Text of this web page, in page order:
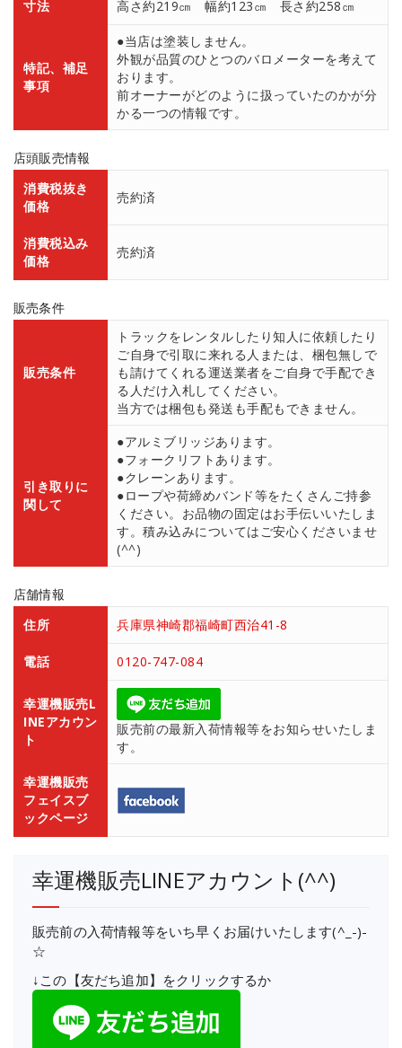
寸法 高さ約219㎝ 幅約123㎝ 長さ約258㎝
特記、補足
事項
●当店は塗装しません。
外観が品質のひとつのバロメーターを考えて
おります。
前オーナーがどのように扱っていたのかが分
かる一つの情報です。
店頭販売情報
消費税抜き
価格
売約済
消費税込み
価格
売約済
販売条件
販売条件
トラックをレンタルしたり知人に依頼したり
ご自身で引取に来れる人または、梱包無しで
も請けてくれる運送業者をご自身で手配でき
る人だけ入札してください。
当方では梱包も発送も手配もできません。
引き取りに
関して
●アルミブリッジあります。
●フォークリフトあります。
●クレーンあります。
●ロープや荷締めバンド等をたくさんご持参
ください。お品物の固定はお手伝いいたしま
す。積み込みについてはご安心くださいませ
(^^)
店舗情報
住所
兵庫県神崎郡福崎町西治41-8
電話 0120-747-084
幸運機販売L
INEアカウン
ト
販売前の最新入荷情報等をお知らせいたしま
す。
幸運機販売
フェイスブ
ックページ
幸運機販売LINEアカウント(^^)
販売前の入荷情報等をいち早くお届けいたします(^_-)-
☆
↓この【友だち追加】をクリックするか